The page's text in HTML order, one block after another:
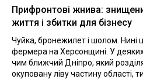
Прифронтові жнива:
життя і збитки для бізнесу
Чуйка, бронежилет і шолом. Нині
фермера на Херсонщині. У деяких
чим ближчий Дніпро, який
окуповану ліву частину області,